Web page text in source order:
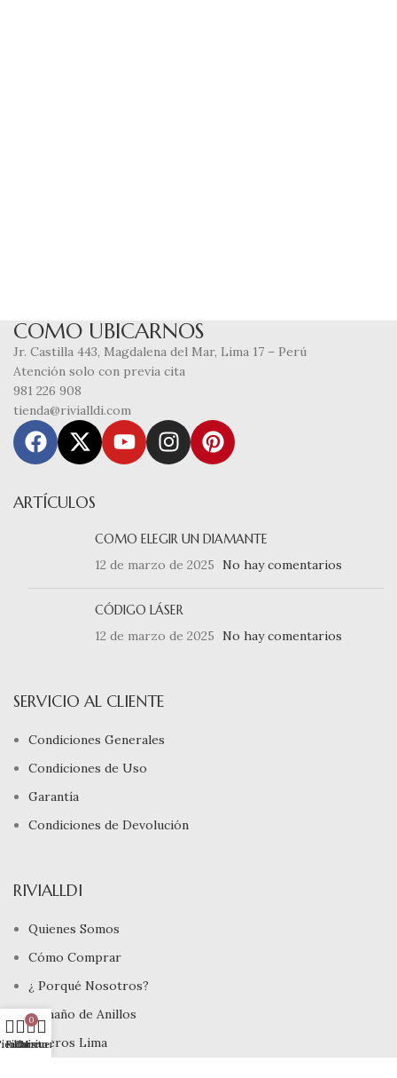
COMO UBICARNOS
Jr. Castilla 443, Magdalena del Mar, Lima 17 – Perú
Atención solo con previa cita
981 226 908
tienda@rivialldi.com
ARTÍCULOS
COMO ELEGIR UN DIAMANTE
12 de marzo de 2025
No hay comentarios
CÓDIGO LÁSER
12 de marzo de 2025
No hay comentarios
SERVICIO AL CLIENTE
Condiciones Generales
Condiciones de Uso
Garantía
Condiciones de Devolución
RIVIALLDI
Quienes Somos
Cómo Comprar
¿ Porqué Nosotros?
Tamaño de Anillos
Joyeros Lima
Filtros
0
Carrito
Mi cuenta